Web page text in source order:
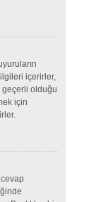
içerirler,
geçerli olduğu
için
cevap